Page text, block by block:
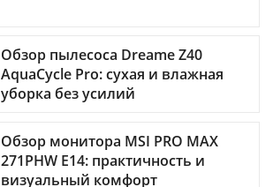
Обзор пылесоса Dreame Z40
AquaCycle Pro: сухая и влажная
уборка без усилий
Обзор монитора MSI PRO MAX
271PHW E14: практичность и
визуальный комфорт